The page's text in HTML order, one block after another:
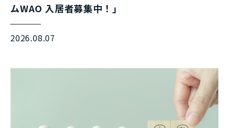
ムWAO 入居者募集中！」
2026.08.07